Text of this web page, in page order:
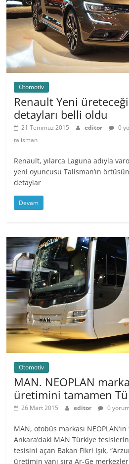
Otomotiv
Renault Yeni üreteceği
detayları belli oldu
21 Temmuz 2015 editor 0
talisman
Renault, yılarca Laguna adıyla
yeni oyuncusu Talisman’ın
detaylar
Devam
Otomotiv
MAN. NEOPLAN
üretimini tamamen
26 Mart 2015 editor 0 yorum
MAN, otobüs markası
Ankara’daki MAN Türkiye
tesisini açan Bakan Fikri Işık,
üretimin yanı sıra Ar-Ge